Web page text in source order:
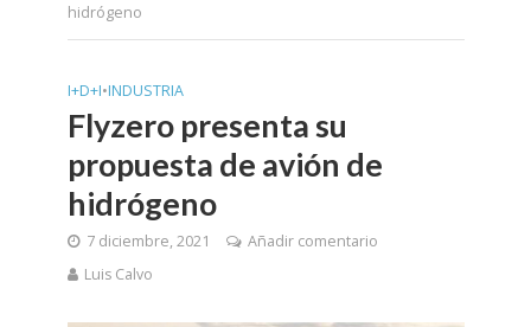
hidrógeno
I+D+I•INDUSTRIA
Flyzero presenta su
propuesta de avión de
hidrógeno
7 diciembre, 2021
Añadir comentario
Luis Calvo